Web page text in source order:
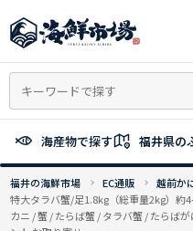
ン
ン
へ
ッ
プ
海産物で探す 福井県の
福井の海鮮市場 EC通販 越前か
特大タラバ蟹/足1.8kg（総重量2kg）約
カニ / 蟹 / たらば蟹 / タラバ蟹 / たらば